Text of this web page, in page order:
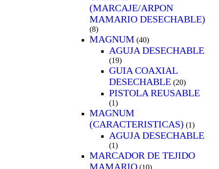
(MARCAJE/ARPON
MAMARIO DESECHABLE)
(8)
MAGNUM (40)
AGUJA DESECHABLE
(19)
GUIA COAXIAL
DESECHABLE (20)
PISTOLA REUSABLE
(1)
MAGNUM
(CARACTERISTICAS) (1)
AGUJA DESECHABLE
(1)
MARCADOR DE TEJIDO
MAMARIO (10)